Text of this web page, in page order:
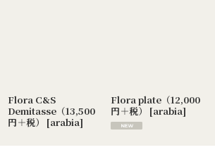
絞り込む
Flora C&S
Demitasse（13,500
円＋税）
[arabia]
Flora plate（12,000
円＋税）
[arabia]